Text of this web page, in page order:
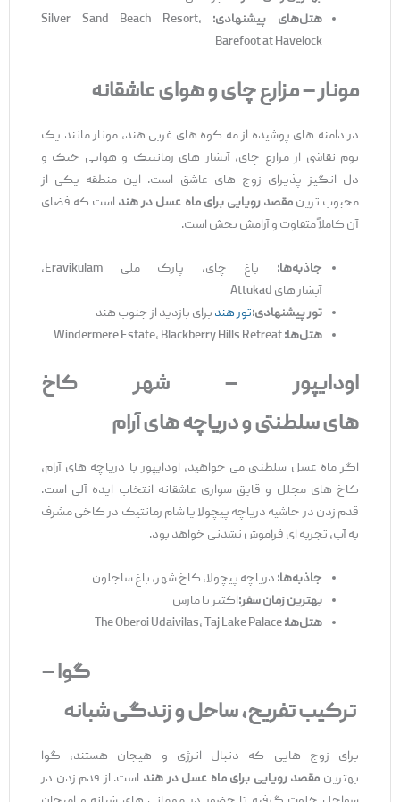
هتل‌های پیشنهادی:
Silver Sand Beach Resort،
Barefoot at Havelock
مونار–مزارعچایو هوایعاشقانه
در دامنه ‌های پوشیده از مه کوه‌ های غربی هند، مونار مانند یک
بوم نقاشی از مزارع چای، آبشار های رمانتیک و هوایی خنک و
دل ‌انگیز پذیرای زوج‌ های عاشق است. این منطقه یکی از
محبوب ‌ترینمقصد رویایی برای ماه عسل در هنداست که فضای
آن کاملاً متفاوت و آرامش ‌بخش است.
جاذبه‌ها:
باغ چای، پارک ملی Eravikulam،
آبشار های Attukad
تور پیشنهادی:تور هندبرای بازدید از جنوب هند
هتل‌ها:Windermere Estate، Blackberry Hills Retreat
اودایپور – شهر
کاخ
‌هایسلطنتیو دریاچه ‌هایآرام
اگر ماه عسل سلطنتی می‌ خواهید، اودایپور با دریاچه‌ های آرام،
کاخ‌ های مجلل و قایق ‌سواری عاشقانه انتخاب ایده ‌آلی است.
قدم‌ زدن در حاشیه دریاچه پیچولا یا شام رمانتیک در کاخی مشرف
به آب، تجربه ‌ای فراموش ‌نشدنی خواهد بود.
جاذبه‌ها:دریاچه پیچولا، کاخ شهر، باغ ساجلون
بهترین زمان سفر:اکتبر تا مارس
هتل‌ها:The Oberoi Udaivilas، Taj Lake Palace
گوا–
ترکیبتفریح،ساحلو زندگیشبانه
برای زوج ‌هایی که دنبال انرژی و هیجان هستند، گوا
بهترینمقصد رویایی برای ماه عسل در هنداست. از قدم‌ زدن در